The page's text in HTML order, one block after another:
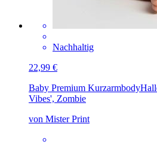
Nachhaltig
22,99 €
Baby Premium Kurzarmbody
Vibes', Zombie
von Mister Print